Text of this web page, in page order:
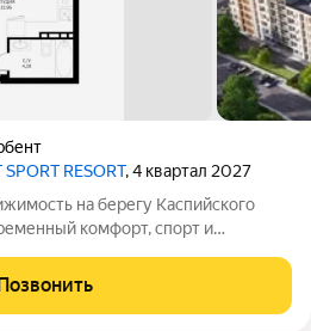
RESORT, 4 квартал 2027
комфорт, спорт и
современных